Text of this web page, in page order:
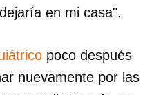
en mi casa".
poco después
nuevamente por las